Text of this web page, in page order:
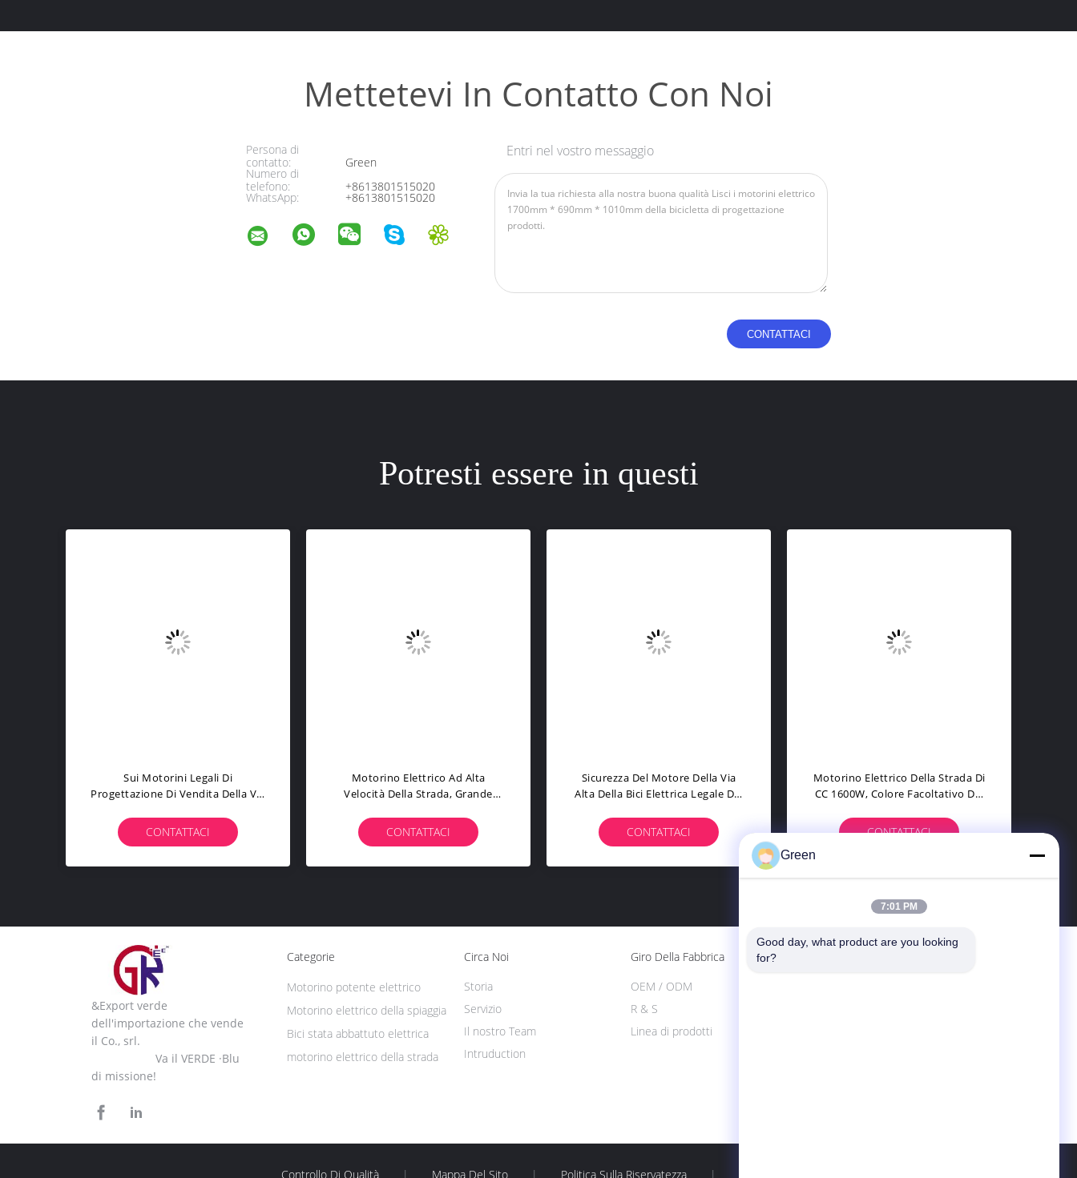
Mettetevi In ​​contatto Con Noi
Persona di
contatto:
Green
Numero di
telefono:
+8613801515020
WhatsApp: +8613801515020
Entri nel vostro messaggio
Potresti essere in questi
Motorini A Pile Del Litio Per Il
Ciclomotore Elettrico Delle Ruote
CONTATTACI
Sul Motorino Stato Abbattuto
Elettrico Legale Della Strada Della
L'ammortizzatore Idraulico
CONTATTACI
Sul Pedale Delle Ruote Di Vendita
2 Assistito Motorino Elettrico
CONTATTACI
Sul Ciclomotore Elettrico Dei
Motorini Della Batteria Al Piombo
CONTATTACI
&Export verde
dell'importazione che vende
il Co., srl.
Va il VERDE ·Blu
di missione!
Categorie
motorino elettrico della strada
Motorino potente elettrico
Motorino elettrico della spiaggia
Bici stata abbattuto elettrica
Circa Noi
Intruduction
Storia
Servizio
Il nostro Team
Giro Della Fabbrica
Linea di prodotti
OEM / ODM
R & S
Controllo Di Qualità | Mappa Del Sito | Politica Sulla Riservatezza |
Green
7:01 PM
Good day, what product are you looking
for?